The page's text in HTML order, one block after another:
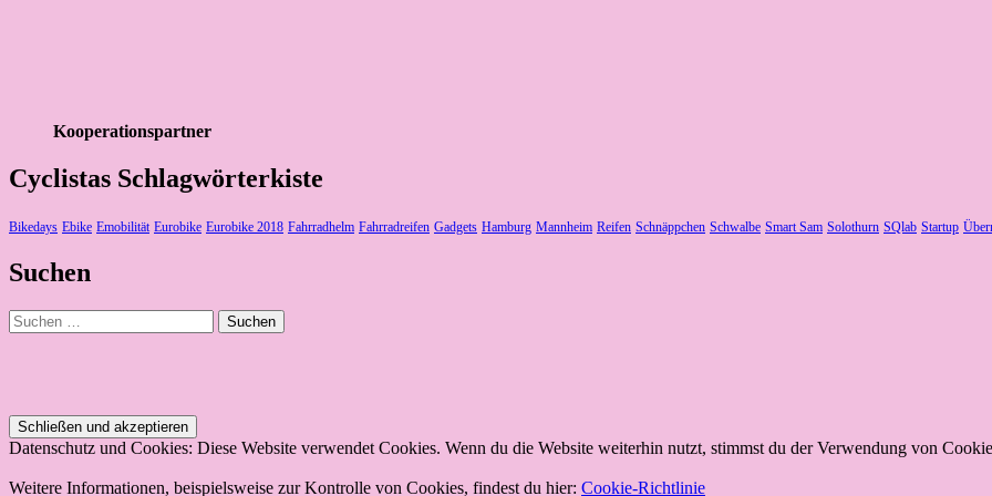
Kooperationspartner
Cyclistas Schlagwörterkiste
Bikedays Ebike Emobilität Eurobike Eurobike 2018 Fahrradhelm Fahrradreifen Gadgets Hamburg Mannheim Reifen Schnäppchen Schwalbe Smart Sam Solothurn SQlab Startup
Suchen
Suchen
nach:
Datenschutz und Cookies: Diese Website verwendet Cookies. Wenn du die Website weiterhin nutzt, stimmst du der Verwendung von
Weitere Informationen, beispielsweise zur Kontrolle von Cookies, findest du hier: Cookie-Richtlinie